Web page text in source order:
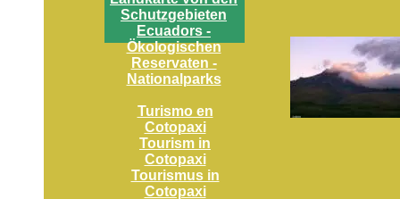
Turismo en
Cotopaxi
Tourism in
Cotopaxi
Tourismus in
Cotopaxi
Schutzgebieten
Ecuadors -
Ökologischen
Reservaten -
Nationalparks